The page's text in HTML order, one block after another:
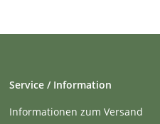
Service / Information
Informationen zum Versand